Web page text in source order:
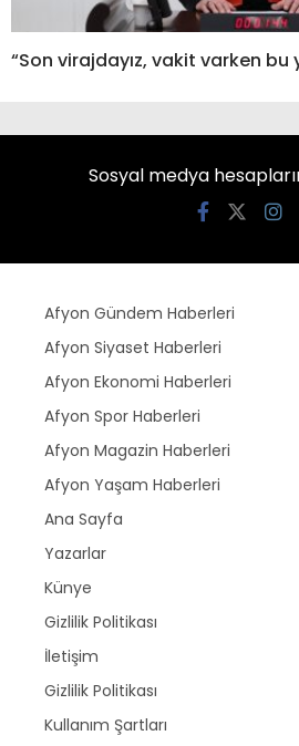
“Son virajdayız, vakit varken bu
Sosyal medya
Afyon Gündem Haberleri
Afyon Siyaset Haberleri
Afyon Ekonomi Haberleri
Afyon Spor Haberleri
Afyon Magazin Haberleri
Afyon Yaşam Haberleri
Ana Sayfa
Yazarlar
Künye
Gizlilik Politikası
İletişim
Gizlilik Politikası
Kullanım Şartları